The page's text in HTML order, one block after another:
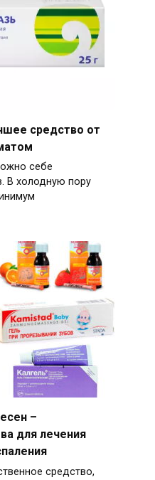
средство от
себе
В холодную пору
–
для лечения
средство,